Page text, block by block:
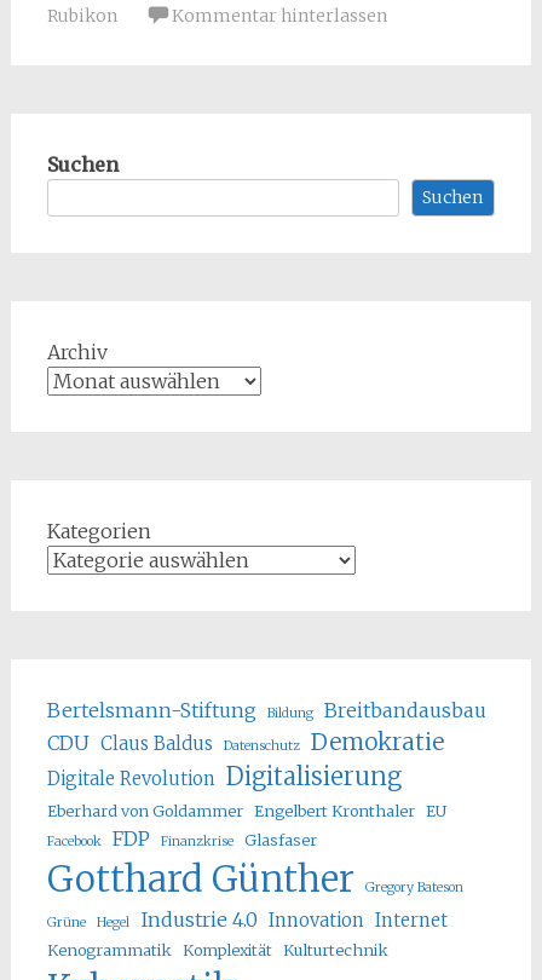
Rubikon
Kommentar hinterlassen
Suchen
Suchen
Archiv
Kategorien
Bertelsmann-Stiftung Bildung
Breitbandausbau
CDU Claus Baldus Datenschutz Demokratie
Digitale Revolution Digitalisierung
Eberhard von Goldammer Engelbert Kronthaler EU
Facebook FDP Finanzkrise Glasfaser
Gotthard Günther Gregory Bateson
Grüne Hegel Industrie 4.0 Innovation Internet
Kenogrammatik Komplexität Kulturtechnik